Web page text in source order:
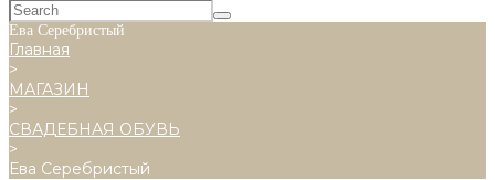
Ева Серебристый
Главная
>
МАГАЗИН
>
СВАДЕБНАЯ ОБУВЬ
>
Ева Серебристый